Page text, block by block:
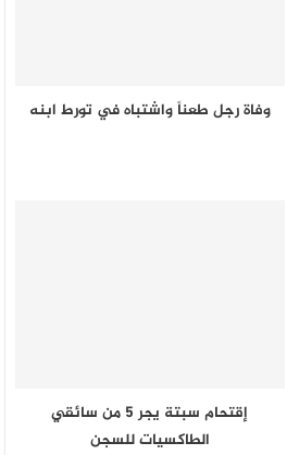
وفاة رجل طعناً واشتباه في تورط ابنه
إقتحام سبتة يجر 5 من سائقي
الطاكسيات للسجن